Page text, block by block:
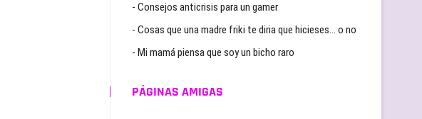
- Consejos anticrisis para un gamer
- Cosas que una madre friki te diria que hicieses… o no
- Mi mamá piensa que soy un bicho raro
PÁGINAS AMIGAS